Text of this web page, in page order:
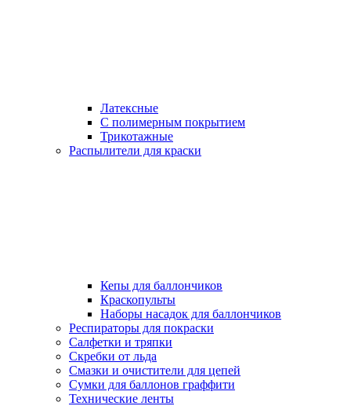
Латексные
С полимерным покрытием
Трикотажные
Распылители для краски
Кепы для баллончиков
Краскопульты
Наборы насадок для баллончиков
Респираторы для покраски
Салфетки и тряпки
Скребки от льда
Смазки и очистители для цепей
Сумки для баллонов граффити
Технические ленты